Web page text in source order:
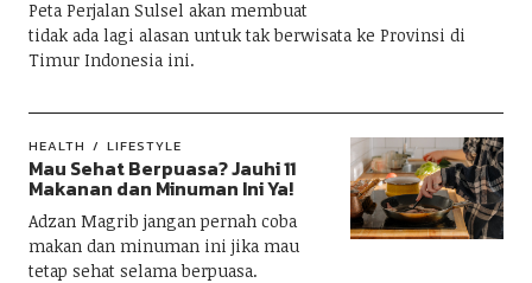
Peta Perjalan Sulsel akan membuat
tidak ada lagi alasan untuk tak berwisata ke Provinsi di
Timur Indonesia ini.
HEALTH LIFESTYLE
Mau Sehat Berpuasa? Jauhi 11
Makanan dan Minuman Ini Ya!
Adzan Magrib jangan pernah coba
makan dan minuman ini jika mau
tetap sehat selama berpuasa.